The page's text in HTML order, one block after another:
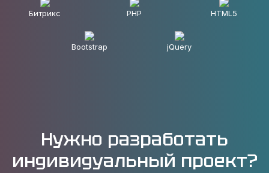
Битрикс PHP HTML5
Bootstrap jQuery
Нужно разработать
индивидуальный проект?